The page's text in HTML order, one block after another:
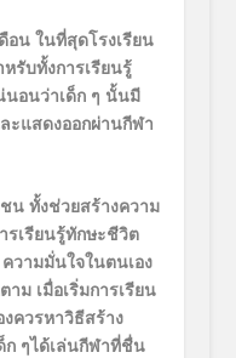
อน ในที่สุดโรงเรียน
รับทั้งการเรียนรู้
นอนว่าเด็ก ๆ นั้นมี
ะแสดงออกผ่านกีฬา
ชน ทั้งช่วยสร้างความ
รเรียนรู้ทักษะชีวิต
วามมั่นใจในตนเอง
าม เมื่อเริ่มการเรียน
ควรหาวิธีสร้าง
ก ๆได้เล่นกีฬาที่ชื่น